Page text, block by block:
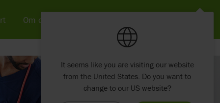
Om os
It seems like you are visiting our website
from the United States. Do you want to
change to our US website?